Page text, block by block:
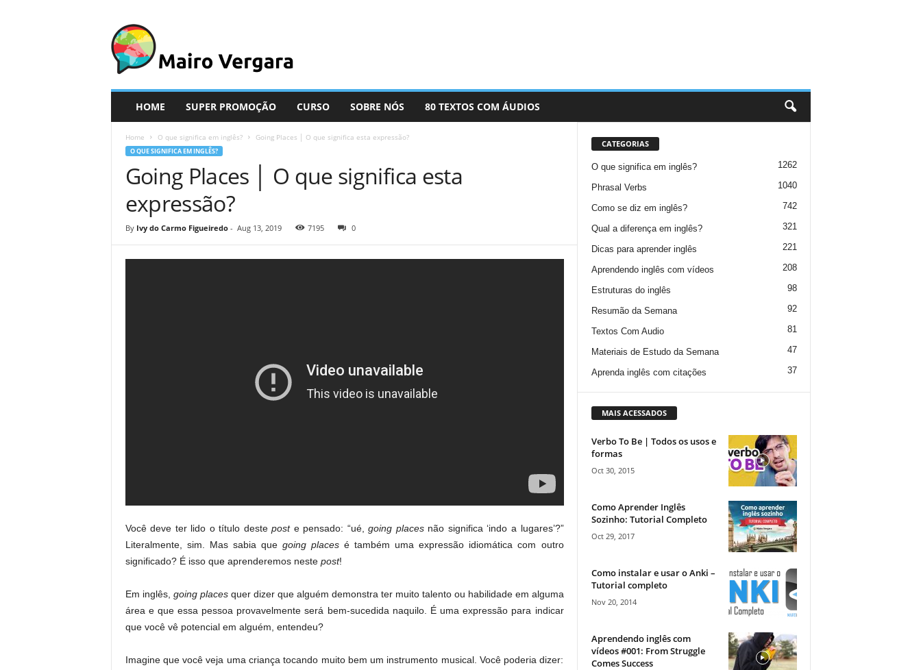
i
r
HOME SUPER PROMOÇÃO CURSO SOBRE NÓS 80 TEXTOS COM ÁUDIOS
Home O que significa em inglês? Going Places │ O que significa esta expressão?
O QUE SIGNIFICA EM INGLÊS?
Going Places │ O que significa esta
expressão?
By Ivy do Carmo Figueiredo- Aug 13, 2019 7195 0
Você deve ter lido o título desteposte pensado: “ué,going placesnão significa ‘indo a lugares’?”
Literalmente, sim. Mas sabia que going placesé também uma expressão idiomática com outro
significado? É isso que aprenderemos neste post!
Em inglês, going placesquer dizer que alguém demonstra ter muito talento ou habilidade em alguma
área e que essa pessoa provavelmente será bem-sucedida naquilo. É uma expressão para indicar
que você vê potencial em alguém, entendeu?
Imagine que você veja uma criança tocando muito bem um instrumento musical. Você poderia dizer:
CATEGORIAS
O que significa em inglês? 1262
Phrasal Verbs 1040
Como se diz em inglês? 742
Qual a diferença em inglês? 321
Dicas para aprender inglês 221
Aprendendo inglês com vídeos 208
Estruturas do inglês 98
Resumão da Semana 92
Textos Com Audio 81
Materiais de Estudo da Semana 47
Aprenda inglês com citações 37
MAIS ACESSADOS
Verbo To Be | Todos os usos e
formas
Oct 30, 2015
Como Aprender Inglês
Sozinho: Tutorial Completo
Oct 29, 2017
Como instalar e usar o Anki –
Tutorial completo
Nov 20, 2014
Aprendendo inglês com
vídeos #001: From Struggle
Comes Success